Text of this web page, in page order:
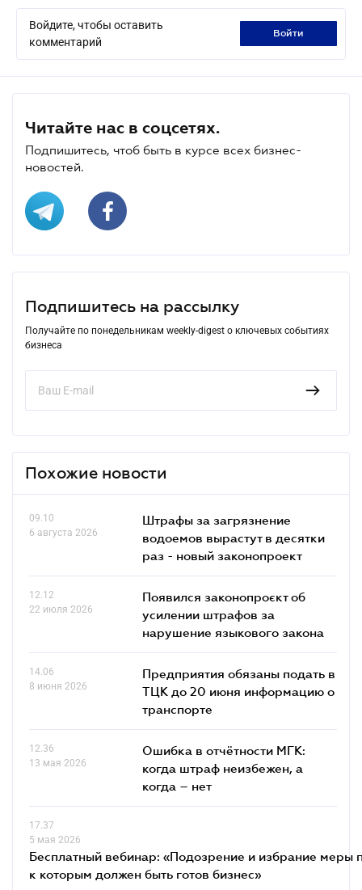
Войдите, чтобы оставить
комментарий
войти
Читайте нас в соцсетях.
Подпишитесь, чтоб быть в курсе всех бизнес-
новостей.
Подпишитесь на рассылку
Получайте по понедельникам weekly-digest о ключевых событиях
бизнеса
Похожие новости
09.10
6 августа 2026
Штрафы за загрязнение
водоемов вырастут в десятки
раз - новый законопроект
12.12
22 июля 2026
Появился законопроєкт об
усилении штрафов за
нарушение языкового закона
14.06
8 июня 2026
Предприятия обязаны подать в
ТЦК до 20 июня информацию о
транспорте
12.36
13 мая 2026
Ошибка в отчётности МГК:
когда штраф неизбежен, а
когда – нет
17.37
5 мая 2026
Бесплатный вебинар: «Подозрение и избрание меры
к которым должен быть готов бизнес»